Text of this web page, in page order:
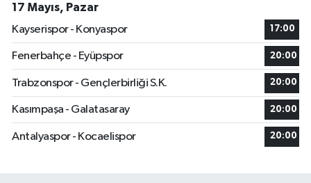
17 Mayıs, Pazar
Kayserispor - Konyaspor
17:00
Fenerbahçe - Eyüpspor 20:00
Trabzonspor - Gençlerbirliği S.K. 20:00
Kasımpaşa - Galatasaray 20:00
Antalyaspor - Kocaelispor 20:00